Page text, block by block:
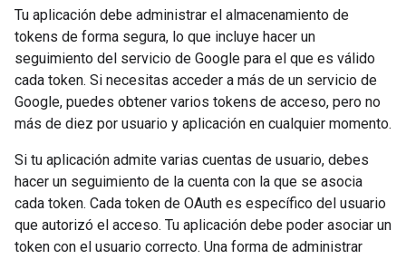
Tu aplicación debe administrar el almacenamiento de
tokens de forma segura, lo que incluye hacer un
seguimiento del servicio de Google para el que es válido
cada token. Si necesitas acceder a más de un servicio de
Google, puedes obtener varios tokens de acceso, pero no
más de diez por usuario y aplicación en cualquier momento.
Si tu aplicación admite varias cuentas de usuario, debes
hacer un seguimiento de la cuenta con la que se asocia
cada token. Cada token de OAuth es específico del usuario
que autorizó el acceso. Tu aplicación debe poder asociar un
token con el usuario correcto. Una forma de administrar